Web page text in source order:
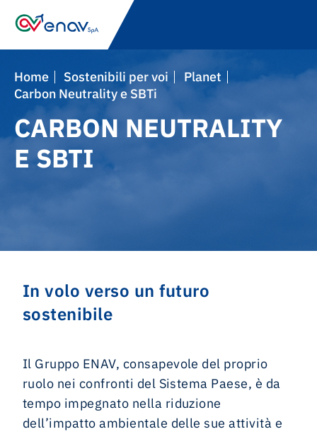
Home Sostenibili per voi
Planet
Carbon Neutrality e SBTi
CARBON NEUTRALITY
E SBTI
In volo verso un futuro
sostenibile
Il Gruppo ENAV, consapevole del proprio
ruolo nei confronti del Sistema Paese, è da
tempo impegnato nella riduzione
dell’impatto ambientale delle sue attività e